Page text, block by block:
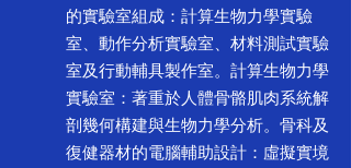
的實驗室組成：計算生物力學實驗
室、動作分析實驗室、材料測試實驗
室及行動輔具製作室。計算生物力學
實驗室：著重於人體骨骼肌肉系統解
剖幾何構建與生物力學分析。骨科及
復健器材的電腦輔助設計：虛擬實境